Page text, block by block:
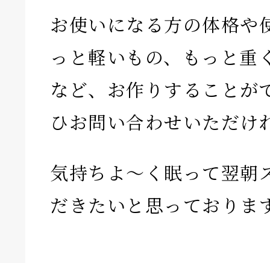
お使いになる方の体格や
っと軽いもの、もっと重
など、お作りすることが
ひお問い合わせいただけ
気持ちよ〜く眠って翌朝
だきたいと思っておりま